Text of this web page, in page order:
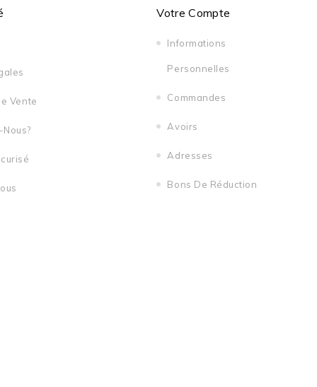
Vente
Votre Compte
Informations
Personnelles
Commandes
Avoirs
Adresses
Bons De Réduction